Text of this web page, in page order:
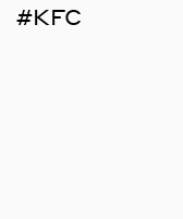
KFC